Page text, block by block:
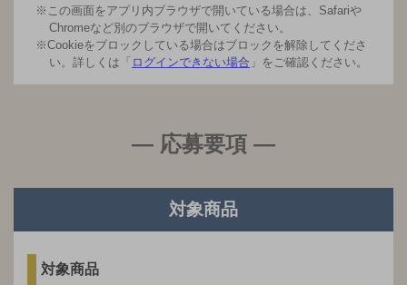
※この画面をアプリ内ブラウザで開いている場合は、Safariや
Chromeなど別のブラウザで開いてください。
※Cookieをブロックしている場合はブロックを解除してくださ
い。詳しくは「 ログインできない場合 」をご確認ください。
― 応募要項 ―
対象商品
対象商品